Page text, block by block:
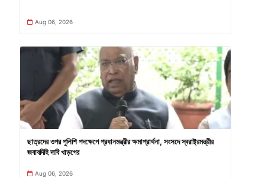
Aug 06, 2026
ছাত্রদের ওপর পুলিশি পদক্ষেপে প্রধানমন্ত্রীর ক্ষমাপ্রার্থনা, সংসদে স্বরাষ্ট্রমন্ত্রীর
জবাবদিহি দাবি খাড়গের
Aug 06, 2026